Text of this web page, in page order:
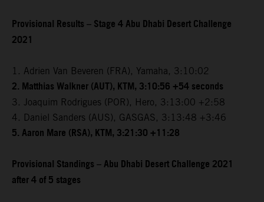
Provisional Results – Stage 4 Abu Dhabi Desert Challenge
2021
1. Adrien Van Beveren (FRA), Yamaha, 3:10:02
2. Matthias Walkner (AUT), KTM, 3:10:56 +54 seconds
3. Joaquim Rodrigues (POR), Hero, 3:13:00 +2:58
4. Daniel Sanders (AUS), GASGAS, 3:13:48 +3:46
5. Aaron Mare (RSA), KTM, 3:21:30 +11:28
Provisional Standings – Abu Dhabi Desert Challenge 2021
after 4 of 5 stages